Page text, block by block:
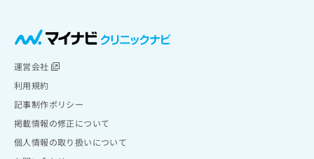
運営会社
利用規約
記事制作ポリシー
掲載情報の修正について
個人情報の取り扱いについて